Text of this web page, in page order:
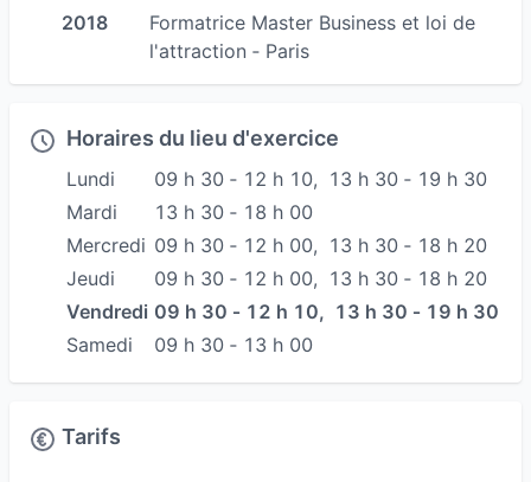
que le praticien conseillera une autre séance ou
si cela sera suffisant.
www.celinehadjadj.com.
Proposition de séances individuelles en présence
ou à distance et de cartes cadeau.
D’autres renseignements au 06 62 03 18 52 ou
sur celine.hadjadj@naturel-conseil.com.
De nouvelles séances que vous pouvez
retrouver sur mon sitewww.celinehadjadj.com
2018
Formatrice Master Business et loi de
l'attraction ‐ Paris
Horaires du lieu d'exercice
Lundi 09 h 30 ‐ 12 h 10, 13 h 30 ‐ 19 h 30
Mardi
13 h 30 ‐ 18 h 00
Mercredi 09 h 30 ‐ 12 h 00, 13 h 30 ‐ 18 h 20
Jeudi
09 h 30 ‐ 12 h 00, 13 h 30 ‐ 18 h 20
Vendredi 09 h 30 ‐ 12 h 10, 13 h 30 ‐ 19 h 30
Samedi
09 h 30 ‐ 13 h 00
Tarifs